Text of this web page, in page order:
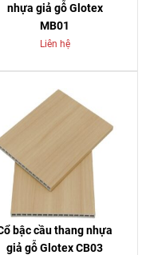
nhựa giả gỗ Glotex
MB01
Liên hệ
bậc cầu thang nhựa
giả gỗ Glotex CB03